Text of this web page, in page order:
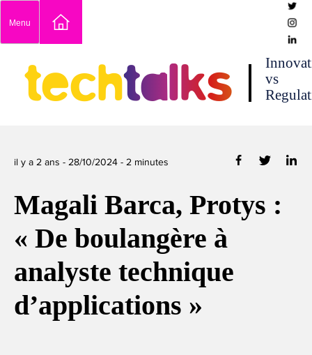
content
Menu
techtalks
vs
il y a 2 ans - 28/10/2024 - 2 minutes
Magali Barca, Protys :
« De boulangère à
analyste technique
d’applications »